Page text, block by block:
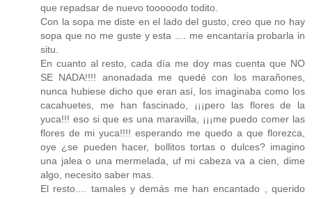
que repadsar de nuevo tooooodo todito.
Con la sopa me diste en el lado del gusto, creo que no hay
sopa que no me guste y esta .... me encantaría probarla in
situ.
En cuanto al resto, cada día me doy mas cuenta que NO
SE NADA!!!! anonadada me quedé con los marañones,
nunca hubiese dicho que eran así, los imaginaba como los
cacahuetes, me han fascinado, ¡¡¡pero las flores de la
yuca!!! eso si que es una maravilla, ¡¡¡me puedo comer las
flores de mi yuca!!!! esperando me quedo a que florezca,
oye ¿se pueden hacer, bollitos tortas o dulces? imagino
una jalea o una mermelada, uf mi cabeza va a cien, dime
algo, necesito saber mas.
El resto.... tamales y demás me han encantado , querido